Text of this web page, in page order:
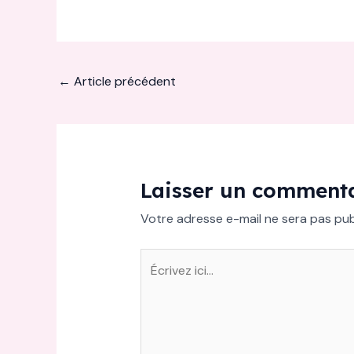
← Article précédent
Laisser un
Votre adresse e-mail ne sera pas
Écrivez